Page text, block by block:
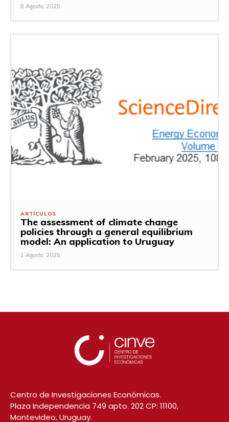
8 Agosto, 2025
ARTÍCULOS
The assessment of climate change
policies through a general equilibrium
model: An application to Uruguay
1 Agosto, 2025
Centro de Investigaciones Económicas.
Plaza Independencia 749 apto. 202 CP: 11100,
Montevideo, Uruguay.